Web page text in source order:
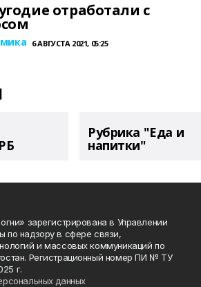
отработали с
6 АВГУСТА 2021, 05:25
Рубрика "Еда и
напитки"
зарегистрирована в Управлении
по надзору в сфере связи,
и массовых коммуникаций по
Регистрационный номер ПИ № ТУ
г.
данных